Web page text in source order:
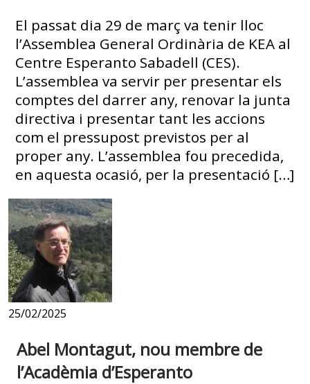
El passat dia 29 de març va tenir lloc
l’Assemblea General Ordinària de KEA al
Centre Esperanto Sabadell (CES).
L’assemblea va servir per presentar els
comptes del darrer any, renovar la junta
directiva i presentar tant les accions
com el pressupost previstos per al
proper any. L’assemblea fou precedida,
en aquesta ocasió, per la presentació […]
25/02/2025
Abel Montagut, nou membre de
l’Acadèmia d’Esperanto